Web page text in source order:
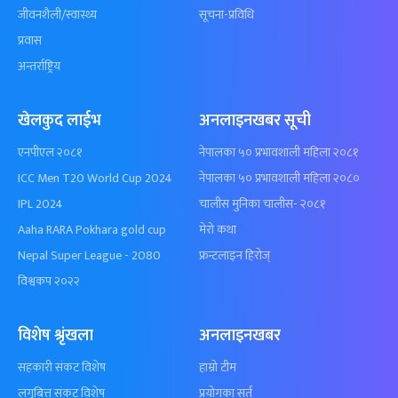
जीवनशैली/स्वास्थ्य
प्रवास
अन्तर्राष्ट्रिय
सूचना-प्रविधि
खेलकुद लाईभ
एनपीएल २०८१
ICC Men T20 World Cup 2024
IPL 2024
Aaha RARA Pokhara gold cup
Nepal Super League - 2080
विश्वकप २०२२
अनलाइनखबर सूची
नेपालका ५० प्रभावशाली महिला २०८१
नेपालका ५० प्रभावशाली महिला २०८०
चालीस मुनिका चालीस- २०८१
मेरो कथा
फ्रन्टलाइन हिरोज्
विशेष श्रृंखला
सहकारी संकट विशेष
लगुबित्त संकट विशेष
अनलाइनखबर
हाम्रो टीम
प्रयोगका सर्त